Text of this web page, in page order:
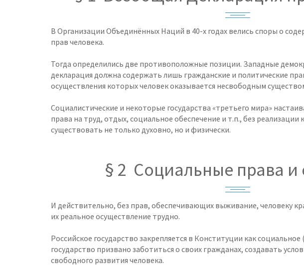
В Организации Объединённых Наций в 40-х годах велись споры о
прав человека.
Тогда определились две противоположные позиции. Западные
декларация должна содержать лишь гражданские и политические
осуществления которых человек оказывается несвободным
Социалистические и некоторые государства «третьего мира»
права на труд, отдых, социальное обеспечение и т.п., без
существовать не только духовно, но и физически.
§ 2 Социальные права и
И действительно, без прав, обеспечивающих выживание, человеку
их реальное осуществление трудно.
Российское государство закрепляется в Конституции как социальное
государство призвано заботиться о своих гражданах, создавать
свободного развития человека.